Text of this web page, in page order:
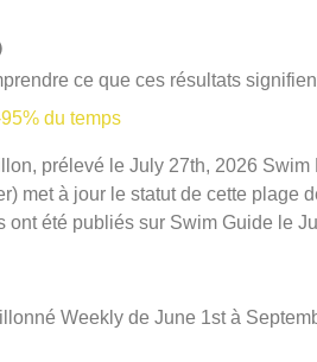
ce que ces résultats
du temps
prélevé le July 27th, 2026 Swim
met à jour le statut de cette plage
été publiés sur Swim Guide le
Weekly de June 1st à